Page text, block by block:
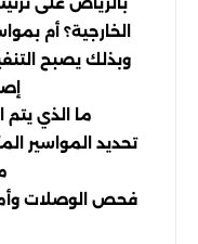
الخارجية؟ أم
وبذلك يصبح
ما الذي يتم
تحديد المواسير
فحص الوصلات